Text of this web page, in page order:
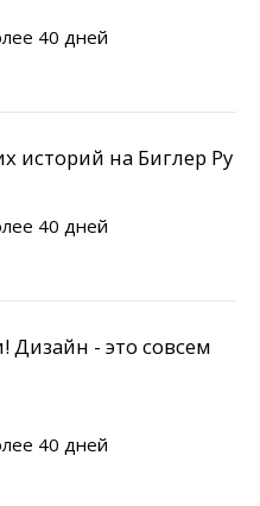
40 дней
историй на Биглер Ру
40 дней
- это совсем
40 дней